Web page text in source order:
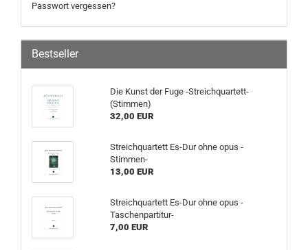
Passwort vergessen?
Bestseller
Die Kunst der Fuge -Streichquartett-
(Stimmen)
32,00 EUR
Streichquartett Es-Dur ohne opus -
Stimmen-
13,00 EUR
Streichquartett Es-Dur ohne opus -
Taschenpartitur-
7,00 EUR